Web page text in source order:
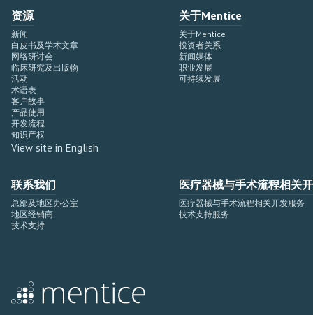
资源
新闻
白皮书及学术文章
网络研讨会
临床研究及出版物
活动
术语表
客户故事
产品使用
开发流程
知识产权
View site in English
关于Mentice
关于Mentice
投资者关系
新闻媒体
职业发展
可持续发展
联系我们
总部及地区办公室
地区经销商
技术支持
医疗器械与手术流程相关
医疗器械与手术流程相关开发服务
技术支持服务